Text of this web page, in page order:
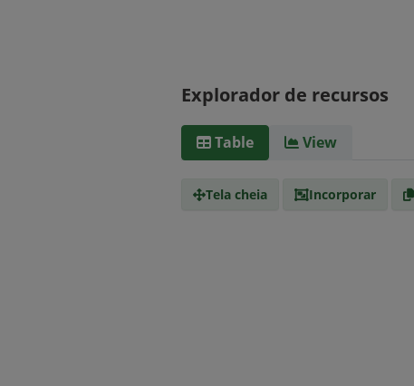
Explorador de recursos
Table View
Tela cheia Incorporar